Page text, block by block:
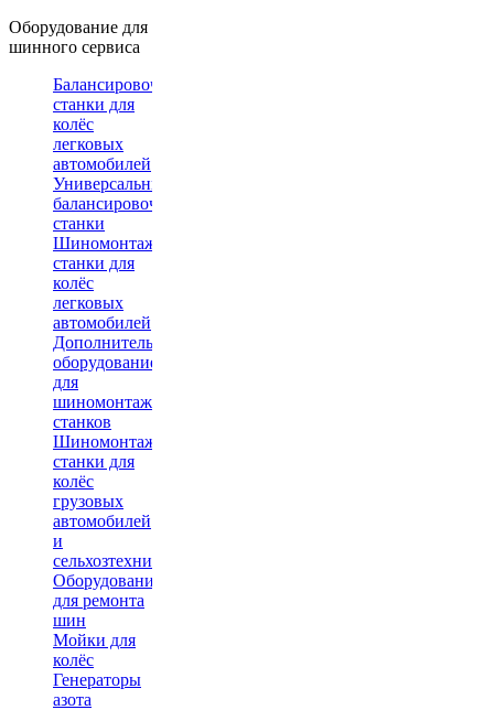
Оборудование для
шинного сервиса
Балансировочные
станки для
колёс
легковых
автомобилей
Универсальные
балансировочные
станки
Шиномонтажные
станки для
колёс
легковых
автомобилей
Дополнительное
оборудование
для
шиномонтажных
станков
Шиномонтажные
станки для
колёс
грузовых
автомобилей
и
сельхозтехники
Оборудование
для ремонта
шин
Мойки для
колёс
Генераторы
азота